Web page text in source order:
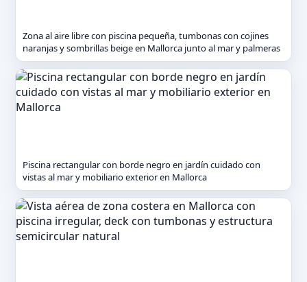
Zona al aire libre con piscina pequeña, tumbonas con cojines
naranjas y sombrillas beige en Mallorca junto al mar y palmeras
Piscina rectangular con borde negro en jardín cuidado con
vistas al mar y mobiliario exterior en Mallorca